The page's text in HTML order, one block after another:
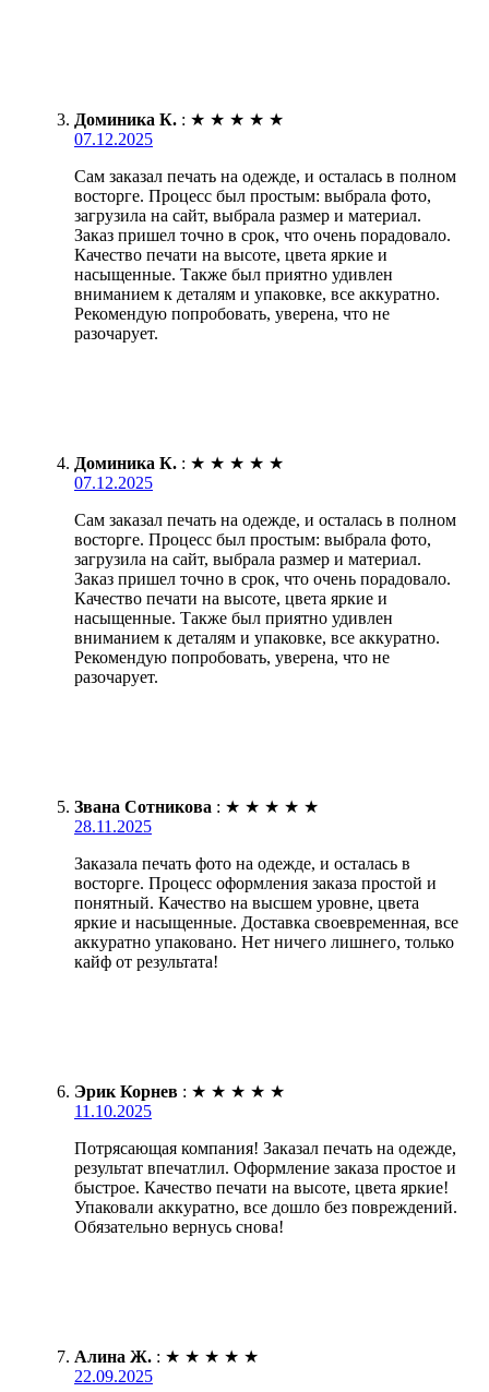
Доминика К. : ★ ★ ★ ★ ★
07.12.2025
Сам заказал печать на одежде, и осталась в полном
восторге. Процесс был простым: выбрала фото,
загрузила на сайт, выбрала размер и материал.
Заказ пришел точно в срок, что очень порадовало.
Качество печати на высоте, цвета яркие и
насыщенные. Также был приятно удивлен
вниманием к деталям и упаковке, все аккуратно.
Рекомендую попробовать, уверена, что не
разочарует.
Доминика К. : ★ ★ ★ ★ ★
07.12.2025
Сам заказал печать на одежде, и осталась в полном
восторге. Процесс был простым: выбрала фото,
загрузила на сайт, выбрала размер и материал.
Заказ пришел точно в срок, что очень порадовало.
Качество печати на высоте, цвета яркие и
насыщенные. Также был приятно удивлен
вниманием к деталям и упаковке, все аккуратно.
Рекомендую попробовать, уверена, что не
разочарует.
Звана Сотникова : ★ ★ ★ ★ ★
28.11.2025
Заказала печать фото на одежде, и осталась в
восторге. Процесс оформления заказа простой и
понятный. Качество на высшем уровне, цвета
яркие и насыщенные. Доставка своевременная, все
аккуратно упаковано. Нет ничего лишнего, только
кайф от результата!
Эрик Корнев : ★ ★ ★ ★ ★
11.10.2025
Потрясающая компания! Заказал печать на одежде,
результат впечатлил. Оформление заказа простое и
быстрое. Качество печати на высоте, цвета яркие!
Упаковали аккуратно, все дошло без повреждений.
Обязательно вернусь снова!
Алина Ж. : ★ ★ ★ ★ ★
22.09.2025